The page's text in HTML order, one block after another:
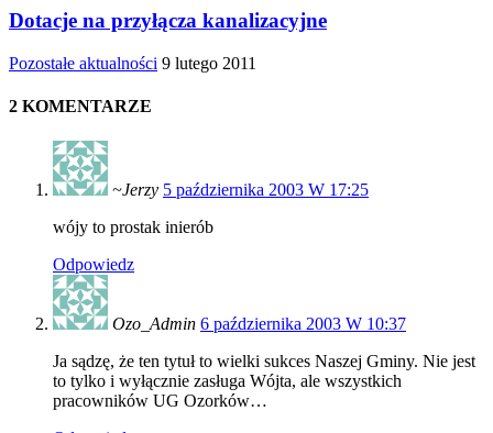
Dotacje na przyłącza kanalizacyjne
Pozostałe aktualności 9 lutego 2011
2 KOMENTARZE
~Jerzy 5 października 2003 W 17:25
wójy to prostak inierób
Odpowiedz
Ozo_Admin 6 października 2003 W 10:37
Ja sądzę, że ten tytuł to wielki sukces Naszej Gminy. Nie jest
to tylko i wyłącznie zasługa Wójta, ale wszystkich
pracowników UG Ozorków…